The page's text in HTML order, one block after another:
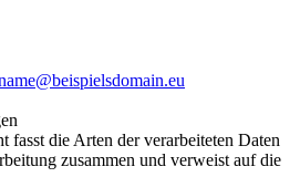
fasst die Arten der verarbeiteten Daten
zusammen und verweist auf die